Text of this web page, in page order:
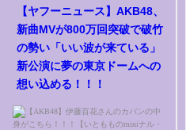
【ヤフーニュース】AKB48、
新曲MVが800万回突破で破竹
の勢い「いい波が来ている」
新公演に夢の東京ドームへの
想い込める！！！